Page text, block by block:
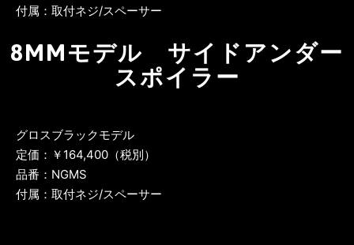
付属：取付ネジ/スペーサー
8MMモデル サイドアンダー
スポイラー
グロスブラックモデル
定価：￥164,400（税別）
品番：NGMS
付属：取付ネジ/スペーサー